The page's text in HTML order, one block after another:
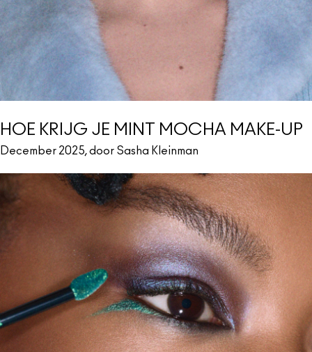
HOE KRIJG JE MINT MOCHA MAKE-UP
December 2025, door Sasha Kleinman